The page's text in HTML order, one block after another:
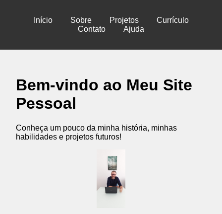
Início Sobre Projetos
Currículo
Contato
Ajuda
Bem-vindo ao Meu Site
Pessoal
Conheça um pouco da minha história, minhas
habilidades e projetos futuros!